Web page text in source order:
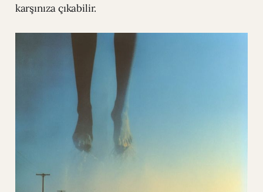
karşınıza çıkabilir.